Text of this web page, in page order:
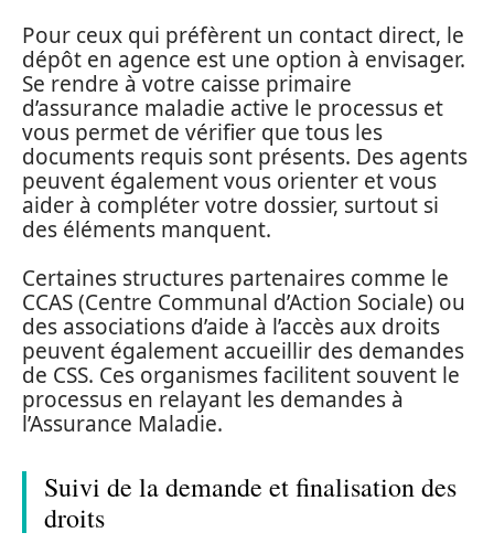
Pour ceux qui préfèrent un contact direct, le
dépôt en agence est une option à envisager.
Se rendre à votre caisse primaire
d’assurance maladie active le processus et
vous permet de vérifier que tous les
documents requis sont présents. Des agents
peuvent également vous orienter et vous
aider à compléter votre dossier, surtout si
des éléments manquent.
Certaines structures partenaires comme le
CCAS (Centre Communal d’Action Sociale) ou
des associations d’aide à l’accès aux droits
peuvent également accueillir des demandes
de CSS. Ces organismes facilitent souvent le
processus en relayant les demandes à
l’Assurance Maladie.
Suivi de la demande et finalisation des
droits